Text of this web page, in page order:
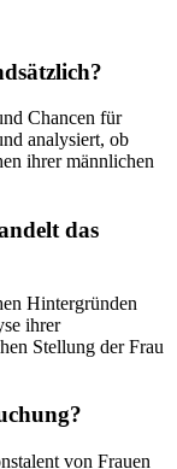
Chancen für
analysiert, ob
ihrer männlichen
das
Hintergründen
ihrer
Stellung der Frau
von Frauen